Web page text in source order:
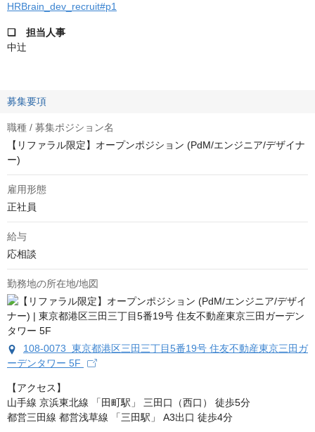
HRBrain_dev_recruit#p1
❏ 担当人事
中辻
募集要項
職種 / 募集ポジション名
【リファラル限定】オープンポジション (PdM/エンジニア/デザイナ
ー)
雇用形態
正社員
給与
応相談
勤務地の所在地/地図
108-0073 東京都港区三田三丁目5番19号 住友不動産東京三田ガ
ーデンタワー 5F
【アクセス】
山手線 京浜東北線 「田町駅」 三田口（西口） 徒歩5分
都営三田線 都営浅草線 「三田駅」 A3出口 徒歩4分